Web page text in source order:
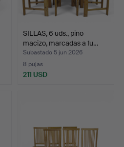
SILLAS, 6 uds., pino
macizo, marcadas a fu…
Subastado 5 jun 2026
8 pujas
211 USD